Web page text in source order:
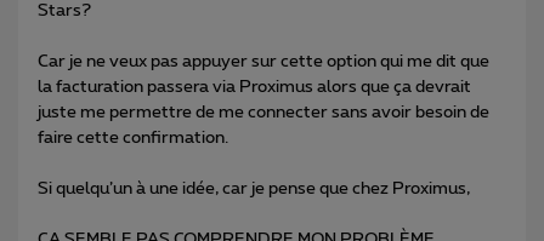
Stars?
Car je ne veux pas appuyer sur cette option qui me dit que
la facturation passera via Proximus alors que ça devrait
juste me permettre de me connecter sans avoir besoin de
faire cette confirmation.
Si quelqu’un à une idée, car je pense que chez Proximus,